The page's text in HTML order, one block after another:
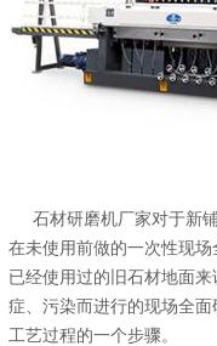
石材研磨机厂家对于新
在未使用前做的一次性现
已经使用过的旧石材地面
症、污染而进行的现场全
工艺过程的一个步骤。